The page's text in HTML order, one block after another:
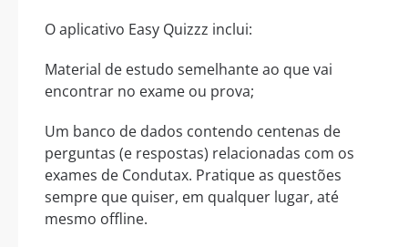
O aplicativo Easy Quizzz inclui:
Material de estudo semelhante ao que vai
encontrar no exame ou prova;
Um banco de dados contendo centenas de
perguntas (e respostas) relacionadas com os
exames de Condutax. Pratique as questões
sempre que quiser, em qualquer lugar, até
mesmo offline.